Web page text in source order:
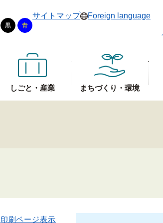
黒 青
サイトマップ
Foreign language
しごと・産業 まちづくり・環境
印刷ページ表示